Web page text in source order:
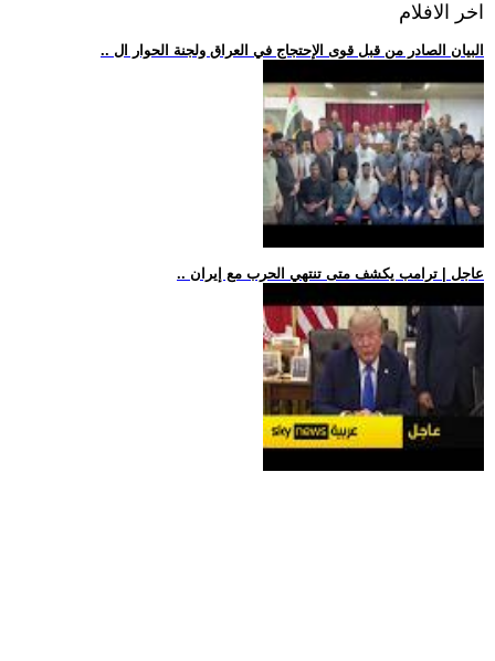
اخر الافلام
.. البيان الصادر من قبل قوى الإحتجاج في العراق ولجنة الحوار ال
.. عاجل | ترامب يكشف متى تنتهي الحرب مع إيران